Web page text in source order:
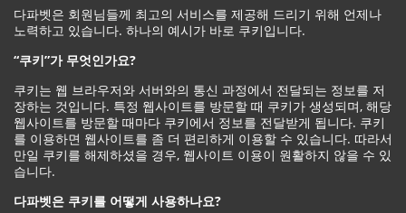
다파벳은 회원님들께 최고의 서비스를 제공해 드리기 위해 언제나
노력하고 있습니다. 하나의 예시가 바로 쿠키입니다.
“쿠키”가 무엇인가요?
쿠키는 웹 브라우저와 서버와의 통신 과정에서 전달되는 정보를 저
장하는 것입니다. 특정 웹사이트를 방문할 때 쿠키가 생성되며, 해당
웹사이트를 방문할 때마다 쿠키에서 정보를 전달받게 됩니다. 쿠키
를 이용하면 웹사이트를 좀 더 편리하게 이용할 수 있습니다. 따라서
만일 쿠키를 해제하셨을 경우, 웹사이트 이용이 원활하지 않을 수 있
습니다.
다파벳은 쿠키를 어떻게 사용하나요?